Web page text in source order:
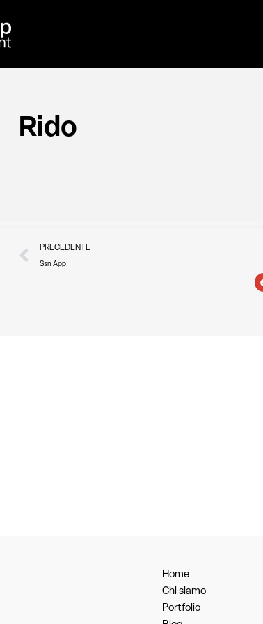
Rido
PRECEDENTE
Ssn App
Home
Chi siamo
Portfolio